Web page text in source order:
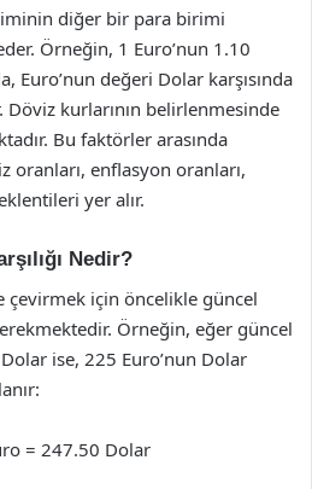
diğer bir para birimi
Örneğin, 1 Euro’nun 1.10
Euro’nun değeri Dolar karşısında
kurlarının belirlenmesinde
Bu faktörler arasında
oranları, enflasyon oranları,
yer alır.
Nedir?
çevirmek için öncelikle güncel
Örneğin, eğer güncel
ise, 225 Euro’nun Dolar
= 247.50 Dolar